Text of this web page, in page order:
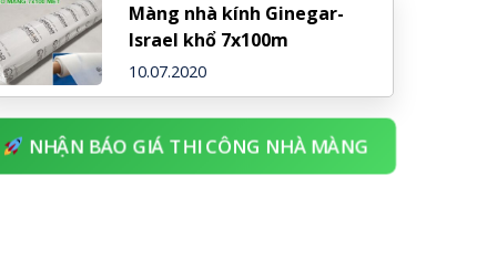
Màng nhà kính Ginegar-
Israel khổ 7x100m
10.07.2020
NHẬN BÁO GIÁ THI CÔNG NHÀ MÀNG